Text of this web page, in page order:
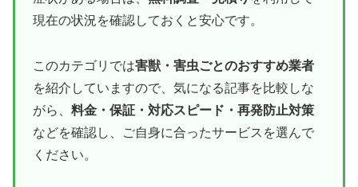
現在の状況を確認しておくと安心です。
このカテゴリでは害獣・害虫ごとのおすすめ業者
を紹介していますので、気になる記事を比較しな
がら、 料金・保証・対応スピード・再発防止対策
などを確認し、ご自身に合ったサービスを選んで
ください。